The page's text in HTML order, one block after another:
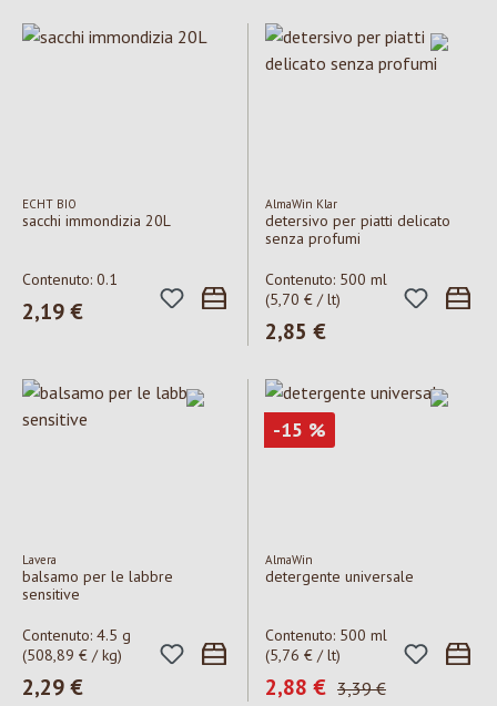
ECHT BIO
sacchi immondizia 20L
Contenuto: 0.1
Prezzo normale:
2,19 €
AlmaWin Klar
detersivo per piatti delicato
senza profumi
Contenuto: 500 ml
(5,70 € / lt)
Prezzo normale:
2,85 €
Lavera
balsamo per le labbre
sensitive
Contenuto: 4.5 g
(508,89 € / kg)
Prezzo normale:
2,29 €
-15 Sconto
%
AlmaWin
detergente universale
Contenuto: 500 ml
(5,76 € / lt)
Prezzo di vendita:
2,88 € Prezzo normale:
3,39 €